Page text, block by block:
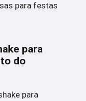
para festas
para
do
para